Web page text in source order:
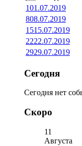
101.07.2019
808.07.2019
1515.07.2019
2222.07.2019
2929.07.2019
Сегодня
Сегодня нет
Скоро
11
Августа